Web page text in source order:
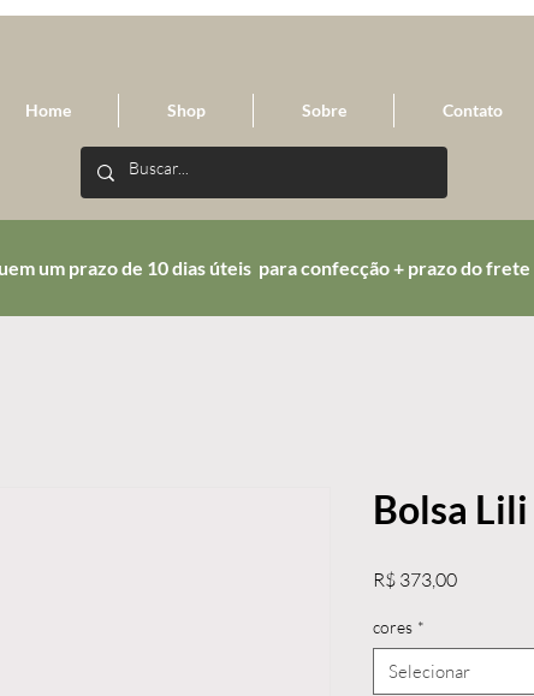
Home Shop Sobre Contato
um prazo de 10 dias úteis para confecção + prazo do
Bolsa
R$ 373,00Preço
cores *
Selecionar